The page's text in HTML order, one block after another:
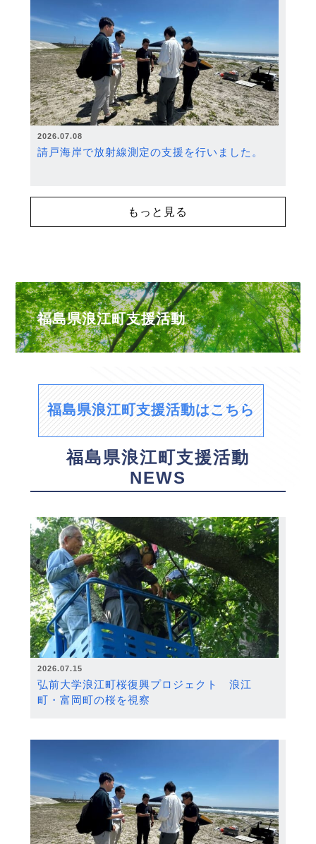
2026.07.08
請戸海岸で放射線測定の支援を行いました。
もっと見る
福島県浪江町支援活動
福島県浪江町支援活動はこちら
福島県浪江町支援活動
NEWS
2026.07.15
弘前大学浪江町桜復興プロジェクト 浪江
町・富岡町の桜を視察